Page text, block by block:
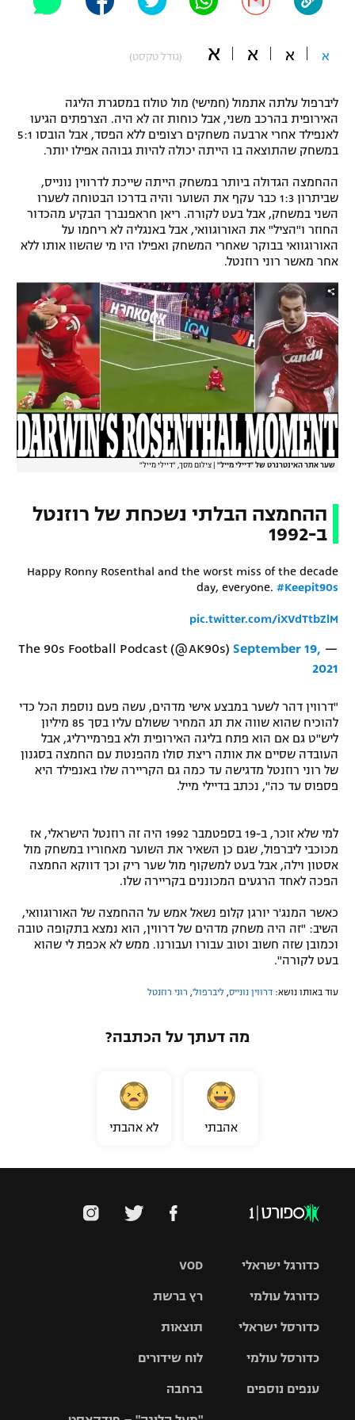
תקנון משתתפים וזוכים בפרסים
תקנון עבור פעילות אלקטרה
תקנון עבור פעילות ספורט 1 – "מרלן"
טניס
גיימינג E-Sports
תנאי שימוש
מדיניות פרטיות
תקנון פעילות ספורט 1
רשיון להקרנה פומבית לבית עסק
הצטרפות לחבילת הערוצים
לוח דרושים – ג'ובנט
המגזין
כדורמים
פוטבול אמריקאי NFL
בייסבול MLB
ספורט אתגרי ואקסטרים
אומנויות לחימה
גיימינג E-Sports
א א א א (גודל טקסט)
ליברפול עלתה אתמול (חמישי) מול טולוז במסגרת הליגה
האירופית בהרכב משני, אבל כוחות זה לא היה. הצרפתים הגיעו
לאנפילד אחרי ארבעה משחקים רצופים ללא הפסד, אבל הובסו 5:1
במשחק שהתוצאה בו הייתה יכולה להיות גבוהה אפילו יותר.
ההחמצה הגדולה ביותר במשחק הייתה שייכת לדרווין נונייס,
שביתרון 1:3 כבר עקף את השוער והיה בדרכו הבטוחה לשערו
השני במשחק, אבל בעט לקורה. ריאן חראפנברך הבקיע מהכדור
החוזר ו"הציל" את האורוגוואי, אבל באנגליה לא ריחמו על
האורוגוואי בבוקר שאחרי המשחק ואפילו היו מי שהשוו אותו ללא
אחר מאשר רוני רוזנטל.
שער אתר האינטרנרט של "דיילי מייל" צילום מסך, "דיילי מייל"
ההחמצה הבלתי נשכחת של רוזנטל
ב-1992
Happy Ronny Rosenthal and the worst miss of the decade
day, everyone. #Keepit90s
pic.twitter.com/iXVdTtbZlM
— The 90s Football Podcast (@AK90s)
September 19,
2021
"דרווין דהר לשער במבצע אישי מדהים, עשה פעם נוספת הכל כדי
להוכיח שהוא שווה את תג המחיר ששולם עליו בסך 85 מיליון
ליש"ט גם אם הוא פתח בליגה האירופית ולא בפרמיירליג, אבל
העובדה שסיים את אותה ריצת סולו מהפנטת עם החמצה בסגנון
של רוני רוזנטל מדגישה עד כמה גם הקריירה שלו באנפילד היא
פספוס עד כה", נכתב בדיילי מייל.
למי שלא זוכר, ב-19 בספטמבר 1992 היה זה רוזנטל הישראלי, אז
מכוכבי ליברפול, שגם כן השאיר את השוער מאחוריו במשחק מול
אסטון וילה, אבל בעט למשקוף מול שער ריק וכך דווקא החמצה
הפכה לאחד הרגעים המכוננים בקריירה שלו.
כאשר המנג'ר יורגן קלופ נשאל אמש על ההחמצה של האורוגוואי,
השיב: "זה היה משחק מדהים של דרווין, הוא נמצא בתקופה טובה
וכמובן שזה חשוב וטוב עבורו ועבורנו. ממש לא אכפת לי שהוא
בעט לקורה".
עוד באותו נושא: דרווין נונייס ליברפול' רוני רוזנטל
מה דעתך על הכתבה?
אהבתי לא אהבתי
VOD
רץ ברשת
תוצאות
לוח שידורים
ברחבה
כדורגל ישראלי
גביע הטוטו
כדורגל עולמי
האלופות
ליגה
כדורסל ישראלי
סל
כדורסל עולמי
ענפים נוספים